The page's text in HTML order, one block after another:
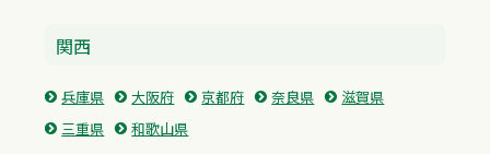
関西
兵庫県 大阪府 京都府 奈良県
滋賀県
三重県
和歌山県